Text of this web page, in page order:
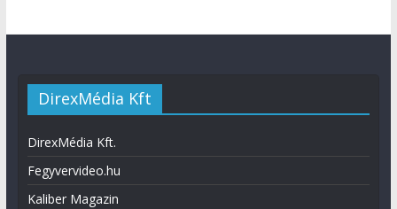
DirexMédia Kft
DirexMédia Kft.
Fegyvervideo.hu
Kaliber Magazin